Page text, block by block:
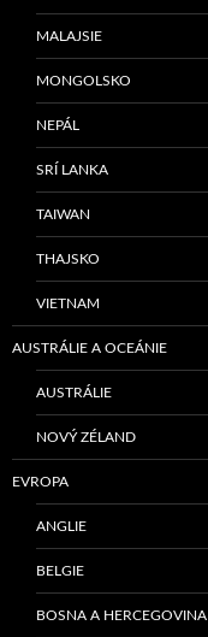
MALAJSIE
MONGOLSKO
NEPÁL
SRÍ LANKA
TAIWAN
THAJSKO
VIETNAM
AUSTRÁLIE A OCEÁNIE
AUSTRÁLIE
NOVÝ ZÉLAND
EVROPA
ANGLIE
BELGIE
BOSNA A HERCEGOVINA